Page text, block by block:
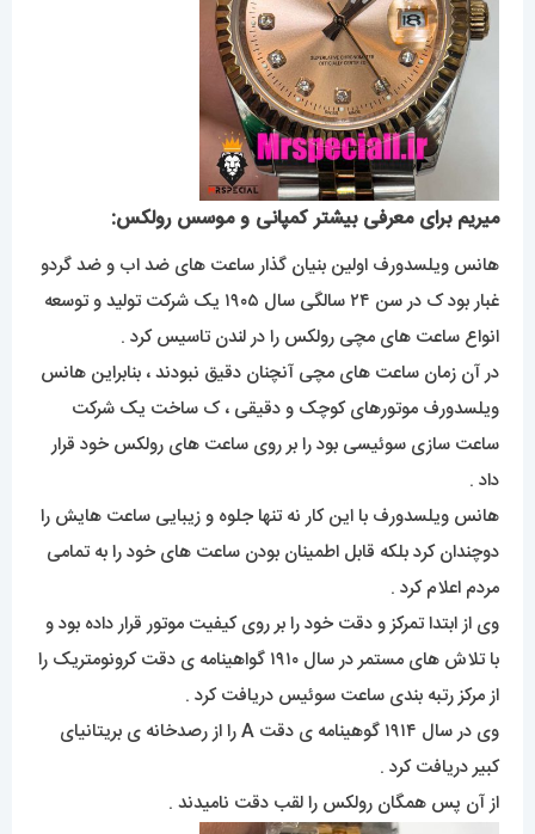
میریم برای معرفی بیشتر کمپانی و موسس رولکس:
هانس ویلسدورف اولین بنیان گذار ساعت های ضد اب و ضد گردو
غبار بود ک در سن ۲۴ سالگی سال ۱۹۰۵ یک شرکت تولید و توسعه
انواع ساعت های مچی رولکس را در لندن تاسیس کرد .
در آن زمان ساعت های مچی آنچنان دقیق نبودند ، بنابراین هانس
ویلسدورف موتورهای کوچک و دقیقی ، ک ساخت یک شرکت
ساعت سازی سوئیسی بود را بر روی ساعت های رولکس خود قرار
داد .
هانس ویلسدورف با این کار نه تنها جلوه و زیبایی ساعت هایش را
دوچندان کرد بلکه قابل اطمینان بودن ساعت های خود را به تمامی
مردم اعلام کرد .
وی از ابتدا تمرکز و دقت خود را بر روی کیفیت موتور قرار داده بود و
با تلاش های مستمر در سال ۱۹۱۰ گواهینامه ی دقت کرونومتریک را
از مرکز رتبه بندی ساعت سوئیس دریافت کرد .
وی در سال ۱۹۱۴ گوهینامه ی دقت A را از رصدخانه ی بریتانیای
کبیر دریافت کرد .
از آن پس همگان رولکس را لقب دقت نامیدند .